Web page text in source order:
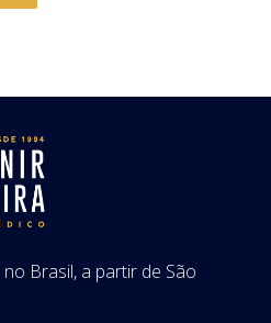
Brasil, a partir de São